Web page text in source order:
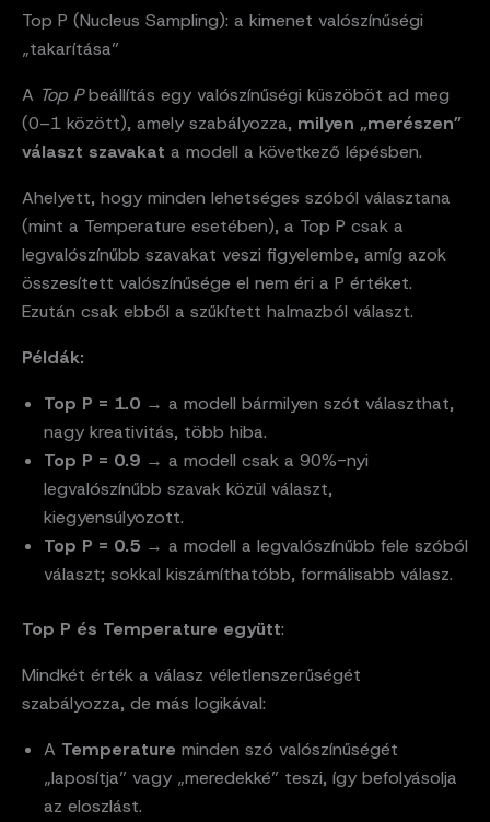
Top P (Nucleus Sampling): a kimenet valószínűségi
„takarítása”
A Top Pbeállítás egy valószínűségi küszöböt ad meg
(0–1 között), amely szabályozza, milyen „merészen”
választ szavakat a modell a következő lépésben.
Ahelyett, hogy minden lehetséges szóból választana
(mint a Temperature esetében), a Top P csak a
legvalószínűbb szavakat veszi figyelembe, amíg azok
összesített valószínűsége el nem éri a P értéket.
Ezután csak ebből a szűkített halmazból választ.
Példák:
Top P = 1.0 → a modell bármilyen szót választhat,
nagy kreativitás, több hiba.
Top P = 0.9 → a modell csak a 90%-nyi
legvalószínűbb szavak közül választ,
kiegyensúlyozott.
Top P = 0.5 → a modell a legvalószínűbb fele szóból
választ; sokkal kiszámíthatóbb, formálisabb válasz.
Top P és Temperature együtt:
Mindkét érték a válasz véletlenszerűségét
szabályozza, de más logikával:
A Temperature minden szó valószínűségét
„laposítja” vagy „meredekké” teszi, így befolyásolja
az eloszlást.